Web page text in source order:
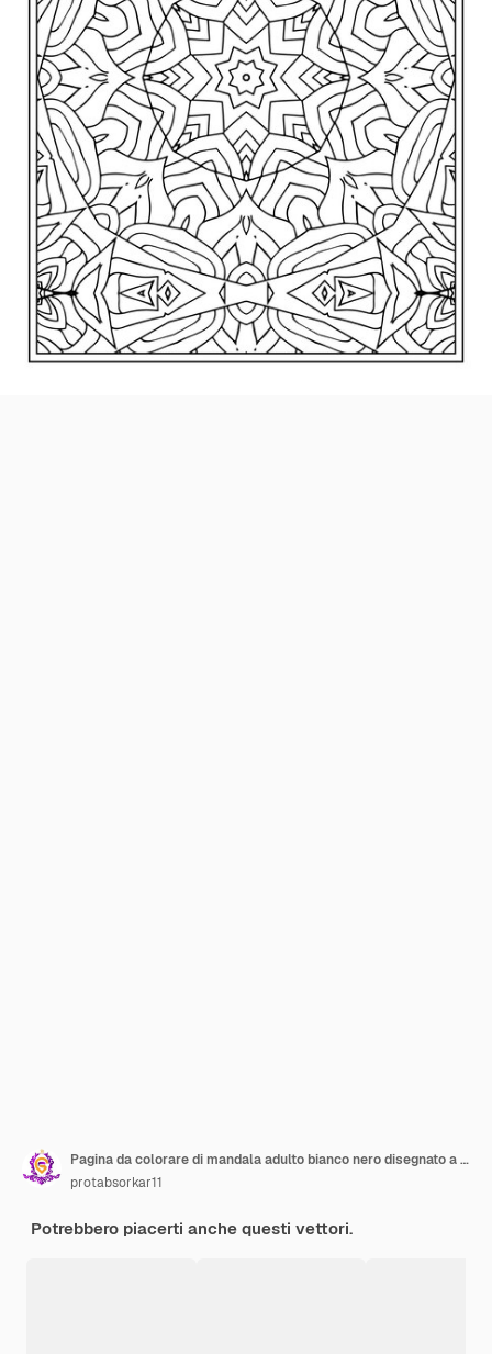
Pagina da colorare di mandala adulto bianco nero disegnato a mano
protabsorkar11
Potrebbero piacerti anche questi vettori.